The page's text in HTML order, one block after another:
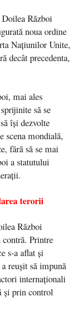
Doilea Război
noua ordine
Națiunilor Unite,
decât precedenta,
mai ales
să se
își dezvolte
scena mondială,
fără să se mai
a statutului
terorii
Război
Printre
s-a aflat și
reușit să impună
internaționali
și prin control